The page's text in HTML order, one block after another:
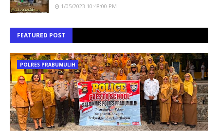
1/05/2023 10:48:00 PM
FEATURED POST
POLRES PRABUMULIH